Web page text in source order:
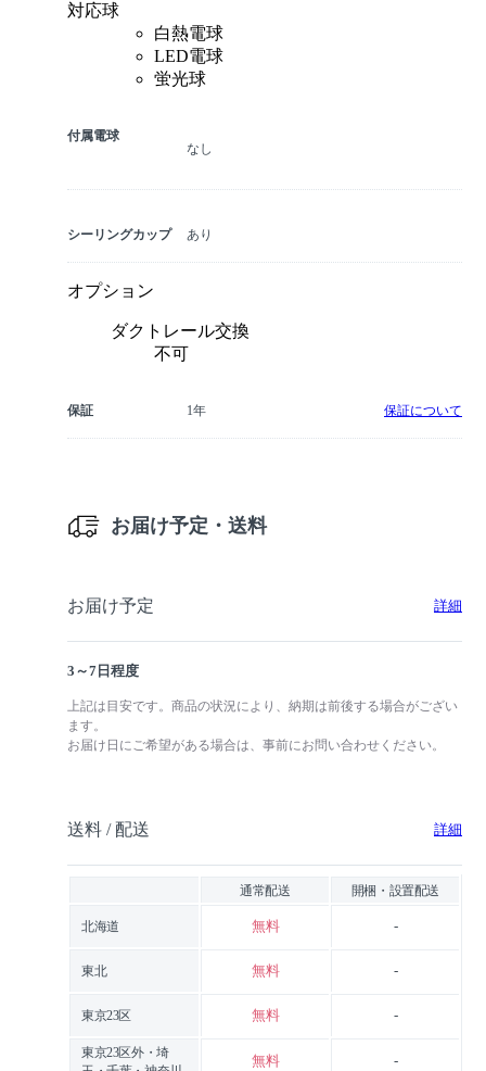
対応球
白熱電球
LED電球
蛍光球
付属電球
なし
シーリングカップ あり
オプション
ダクトレール交換
不可
保証 1年 保証について
お届け予定・送料
お届け予定 詳細
3～7日程度
上記は目安です。商品の状況により、納期は前後する場合がござい
ます。
お届け日にご希望がある場合は、事前にお問い合わせください。
送料 / 配送 詳細
通常配送 開梱・設置配送
北海道 無料 -
東北 無料 -
東京23区 無料 -
東京23区外・埼
無料 -